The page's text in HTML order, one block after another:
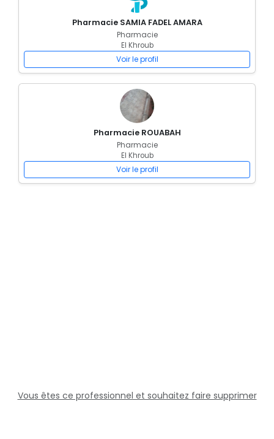
Pharmacie SAMIA FADEL AMARA
Pharmacie
El Khroub
Voir le profil
Pharmacie ROUABAH
Pharmacie
El Khroub
Voir le profil
Vous êtes ce professionnel et souhaitez faire supprimer